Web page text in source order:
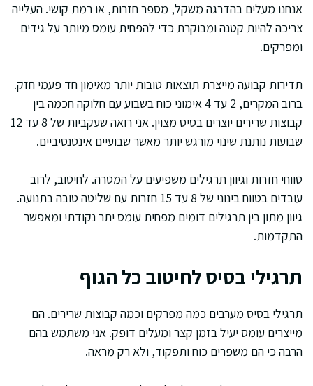
אנחנו מעלים בהדרגה משקל, מספר חזרות, או רמת קושי. העלייה
צריכה להיות קטנה ומבוקרת כדי להפחית עומס מיותר על גידים
ומפרקים.
תדירות קבועה מייצרת תוצאות טובות יותר מאימון חד פעמי חזק.
ברוב המקרים, 2 עד 4 אימוני כוח בשבוע עם חלוקה חכמה בין
קבוצות שרירים יוצרים בסיס מצוין. אני רואה שעקביות של 8 עד 12
שבועות נותנת שינוי מורגש יותר מאשר שבועיים אינטנסיביים.
טווחי חזרות וגיוון תרגילים משפיעים על המטרה. לחיטוב, לרוב
עובדים בטווח בינוני של 8 עד 15 חזרות עם שליטה טובה בתנועה.
גיוון מתון בין תרגילים דומים מפחית עומס יתר נקודתי ומאפשר
התקדמות.
תרגילי בסיס לחיטוב כל הגוף
תרגילי בסיס מערבים כמה מפרקים וכמה קבוצות שרירים. הם
מייצרים עומס יעיל בזמן קצר ומעלים דופק. אני משתמש בהם
הרבה כי הם משפרים כוח ותפקוד, ולא רק מראה.